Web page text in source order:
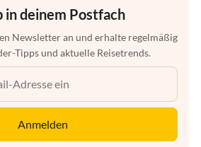
in deinem Postfach
Newsletter an und erhalte regelmäßig
Tipps und aktuelle Reisetrends.
Anmelden